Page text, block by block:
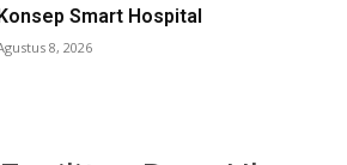
Smart Hospital
8, 2026